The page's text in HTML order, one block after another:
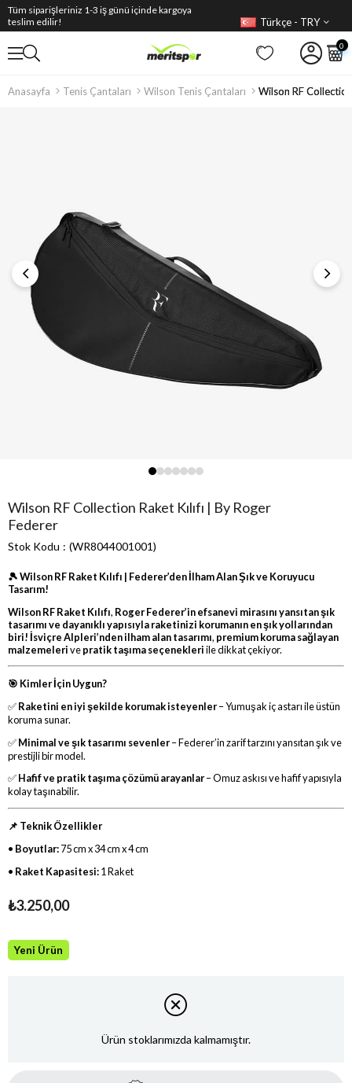
Tüm siparişleriniz 1-3 iş günü içinde kargoya
teslim edilir!
Türkçe - TRY
0
Anasayfa Tenis Çantaları Wilson Tenis Çantaları Wilson RF
Wilson RF Collection Raket Kılıfı | By Roger
Federer
Stok Kodu (WR8044001001)
🎾 Wilson RF Raket Kılıfı | Federer’den İlham Alan Şık ve Koruyucu
Tasarım!
Wilson RF Raket Kılıfı, Roger Federer’in efsanevi mirasını yansıtan şık
tasarımı ve dayanıklı yapısıyla raketinizi korumanın en şık yollarından
biri!İsviçre Alpleri’nden ilham alan tasarımı, premium koruma sağlayan
malzemelerivepratik taşıma seçenekleriile dikkat çekiyor.
🎯 Kimler İçin Uygun?
✅Raketini en iyi şekilde korumak isteyenler– Yumuşak iç astarı ile üstün
koruma sunar.
✅Minimal ve şık tasarımı sevenler– Federer’in zarif tarzını yansıtan şık ve
prestijli bir model.
✅Hafif ve pratik taşıma çözümü arayanlar– Omuz askısı ve hafif yapısıyla
kolay taşınabilir.
📌 Teknik Özellikler
• Boyutlar:75 cm x 34 cm x 4 cm
• Raket Kapasitesi:1 Raket
₺3.250,00
Yeni Ürün
Ürün stoklarımızda kalmamıştır.